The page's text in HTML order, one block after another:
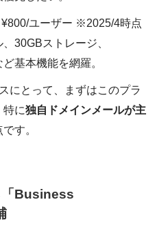
ユーザー ※2025/4時点
30GBストレージ、
基本機能を網羅。
にとって、まずはこのプラ
特に独自ドメインメールが主
す。
「Business